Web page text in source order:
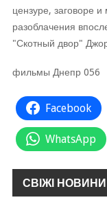
цензуре, заговоре
разоблачения
"Скотный двор"
фильмы Днепр 056
Facebook
WhatsApp
СВІЖІ НОВИНИ